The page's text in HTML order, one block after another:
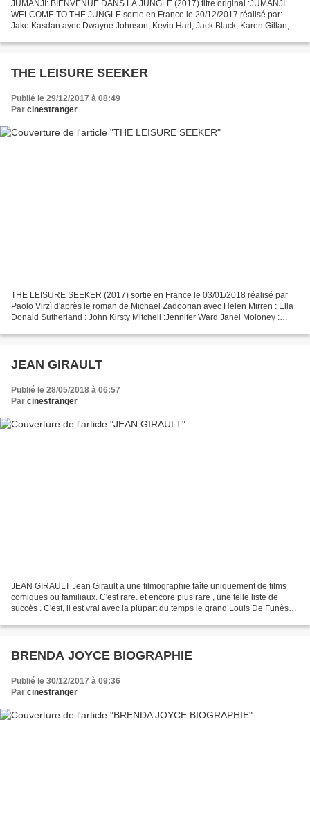
JUMANJI: BIENVENUE DANS LA JUNGLE (2017) titre original :JUMANJI:
WELCOME TO THE JUNGLE sortie en France le 20/12/2017 réalisé par:
Jake Kasdan avec Dwayne Johnson, Kevin Hart, Jack Black, Karen Gillan,
THE LEISURE SEEKER
Publié le 29/12/2017 à 08:49
Par cinestranger
THE LEISURE SEEKER (2017) sortie en France le 03/01/2018 réalisé par
Paolo Virzì d'après le roman de Michael Zadoorian avec Helen Mirren : Ella
Donald Sutherland : John Kirsty Mitchell :Jennifer Ward Janel Moloney :
JEAN GIRAULT
Publié le 28/05/2018 à 06:57
Par cinestranger
JEAN GIRAULT Jean Girault a une filmographie faîte uniquement de films
comiques ou familiaux. C'est rare. et encore plus rare , une telle liste de
succès . C'est, il est vrai avec la plupart du temps le grand Louis De Funès
BRENDA JOYCE BIOGRAPHIE
Publié le 30/12/2017 à 09:36
Par cinestranger